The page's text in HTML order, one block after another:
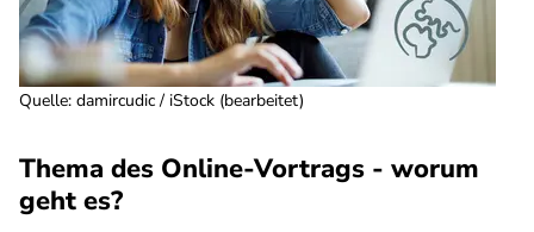
Quelle: damircudic / iStock (bearbeitet)
Thema des Online-Vortrags - worum
geht es?